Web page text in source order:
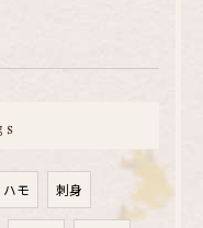
ハモ 刺身